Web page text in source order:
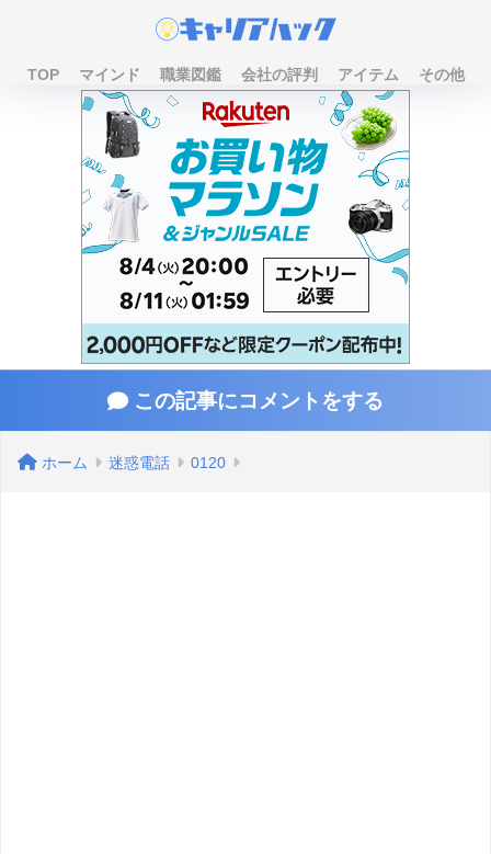
TOP マインド 職業図鑑 会社の評判 アイテム その他
この記事にコメントをする
ホーム 迷惑電話 0120